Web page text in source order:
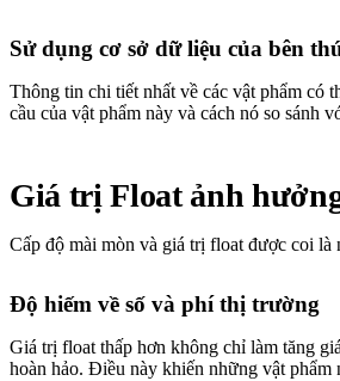
Sử dụng cơ sở dữ liệu của bên
Thông tin chi tiết nhất về các vật phẩm có
cầu của vật phẩm này và cách nó so sánh
Giá trị Float ảnh
Cấp độ mài mòn và giá trị float được coi là
Độ hiếm về số và phí thị trường
Giá trị float thấp hơn không chỉ làm tăng
hoàn hảo. Điều này khiến những vật phẩm